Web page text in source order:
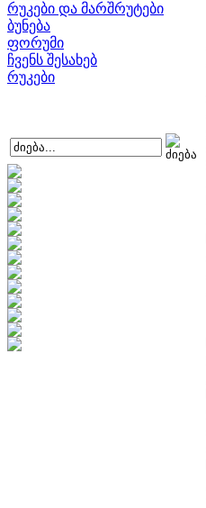
რუკები და მარშრუტები
ბუნება
ფორუმი
ჩვენს შესახებ
რუკები